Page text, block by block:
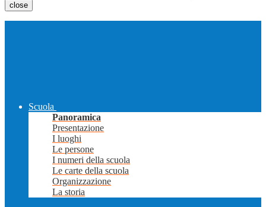
close
Scuola
Panoramica
Presentazione
I luoghi
Le persone
I numeri della scuola
Le carte della scuola
Organizzazione
La storia